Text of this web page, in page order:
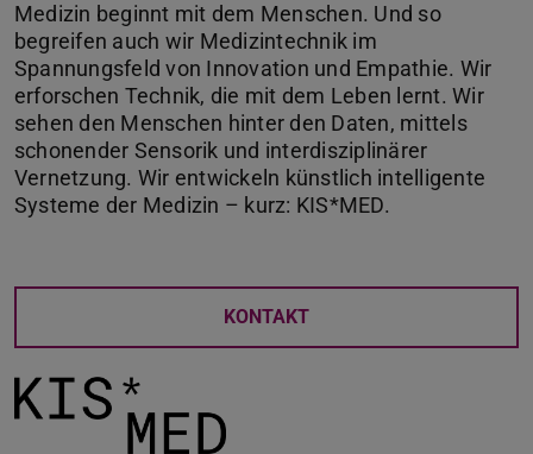
Medizin beginnt mit dem Menschen. Und so
begreifen auch wir Medizintechnik im
Spannungsfeld von Innovation und Empathie. Wir
erforschen Technik, die mit dem Leben lernt. Wir
sehen den Menschen hinter den Daten, mittels
schonender Sensorik und interdisziplinärer
Vernetzung. Wir entwickeln künstlich intelligente
Systeme der Medizin – kurz: KIS*MED.
KONTAKT